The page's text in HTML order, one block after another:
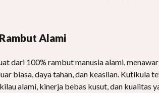
Alami
dari 100% rambut manusia alami,
biasa, daya tahan, dan keaslian. Kutikula
alami, kinerja bebas kusut, dan kualitas